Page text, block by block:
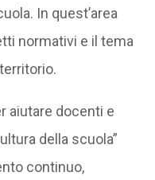
In quest’area
normativi e il tema
aiutare docenti e
della scuola”
continuo,